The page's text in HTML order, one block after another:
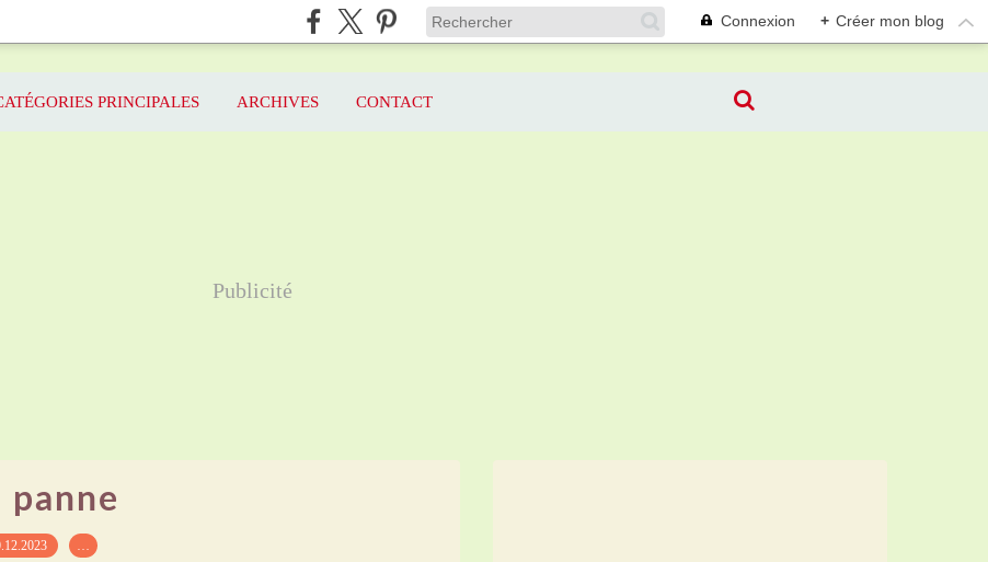
Connexion + Créer mon blog
PRINCIPALES ARCHIVES CONTACT
Publicité
panne
…